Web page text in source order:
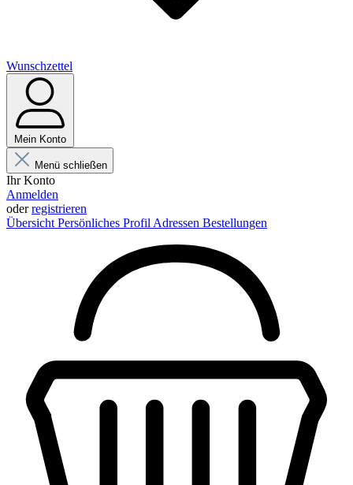
Wunschzettel
Mein Konto
Menü schließen
Ihr Konto
Anmelden
oderregistrieren
Übersicht Persönliches Profil Adressen Bestellungen